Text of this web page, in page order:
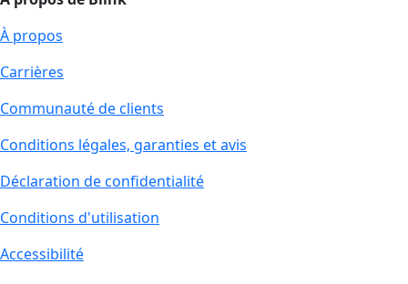
À propos
Carrières
Communauté de clients
Conditions légales, garanties et avis
Déclaration de confidentialité
Conditions d'utilisation
Accessibilité